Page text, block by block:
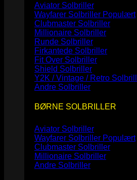
Aviator Solbriller
Wayfarer Solbriller
Clubmaster Solbriller
Millionaire Solbriller
Runde Solbriller
Firkantede Solbriller
Fit Over Solbriller
Shield Solbriller
Y2K / Vintage / Retro
Andre Solbriller
BØRNE SOLBRILLER
Aviator Solbriller
Wayfarer Solbriller
Clubmaster Solbriller
Millionaire Solbriller
Andre Solbriller